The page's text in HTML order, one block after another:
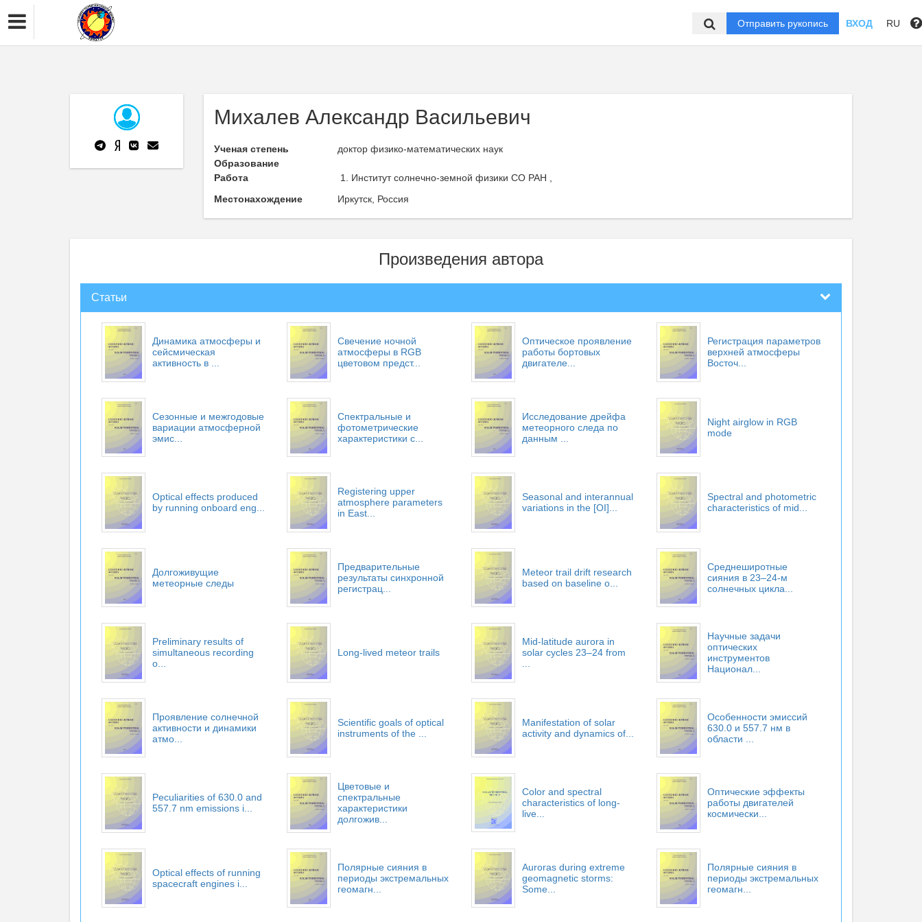
Отправить рукопись ВХОД RU
Михалев Александр Васильевич
Ученая степень
доктор физико-математических наук
Образование
Работа
Институт солнечно-земной физики СО РАН ,
Местонахождение
Иркутск, Россия
Произведения автора
Статьи
Динамика атмосферы и
сейсмическая
активность в ...
Свечение ночной
атмосферы в RGB
цветовом предст...
Оптическое проявление
работы бортовых
двигателе...
Регистрация параметров
верхней атмосферы
Восточ...
Сезонные и межгодовые
вариации атмосферной
эмис...
Спектральные и
фотометрические
характеристики с...
Исследование дрейфа
метеорного следа по
данным ...
Night airglow in RGB
mode
Optical effects produced
by running onboard eng...
Registering upper
atmosphere parameters
in East...
Seasonal and interannual
variations in the [OI]...
Spectral and photometric
characteristics of mid...
Долгоживущие
метеорные следы
Предварительные
результаты синхронной
регистрац...
Meteor trail drift research
based on baseline o...
Среднеширотные
сияния в 23–24-м
солнечных цикла...
Preliminary results of
simultaneous recording
o...
Long-lived meteor trails
Mid-latitude aurora in
solar cycles 23–24 from
Научные задачи
оптических
инструментов
Национал...
Проявление солнечной
активности и динамики
атмо...
Scientific goals of optical
instruments of the ...
Manifestation of solar
activity and dynamics of...
Особенности эмиссий
630.0 и 557.7 нм в
области ...
Peculiarities of 630.0 and
557.7 nm emissions i...
Цветовые и
спектральные
характеристики
долгожив...
Color and spectral
characteristics of long-
live...
Оптические эффекты
работы двигателей
космически...
Optical effects of running
spacecraft engines i...
Полярные сияния в
периоды экстремальных
геомагн...
Auroras during extreme
geomagnetic storms:
Some...
Полярные сияния в
периоды экстремальных
геомагн...